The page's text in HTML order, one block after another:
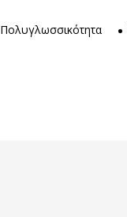
Πολυγλωσσικότητα